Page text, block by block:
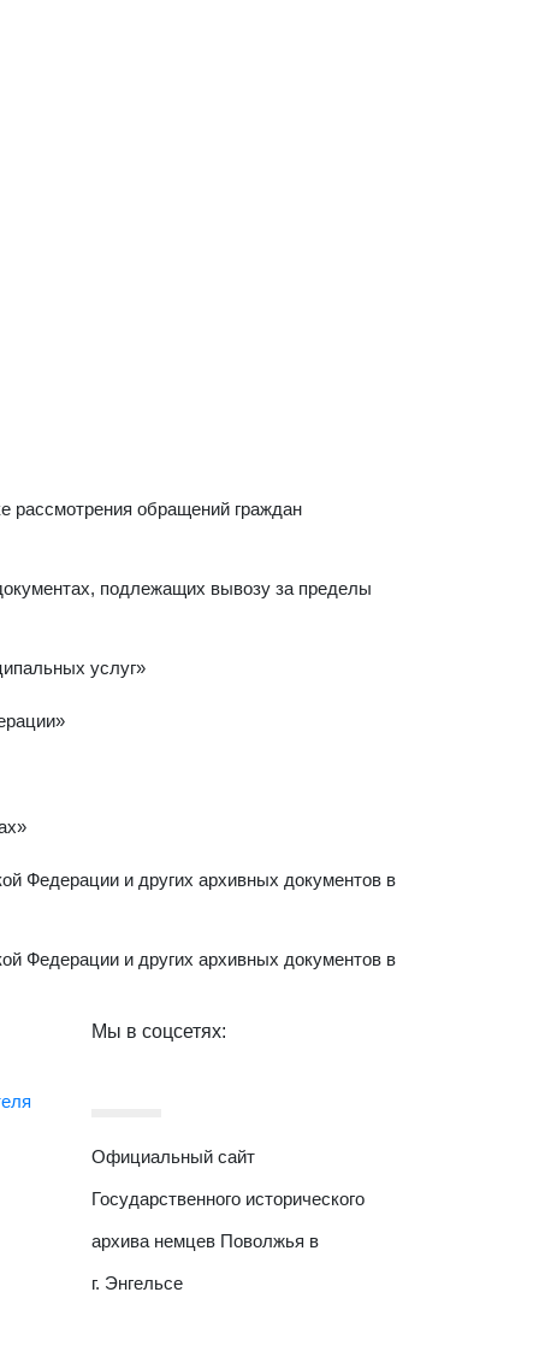
рассмотрения обращений граждан
подлежащих вывозу за пределы
услуг»
Федерации и других архивных документов в
Федерации и других архивных документов в
Мы в соцсетях:
Официальный сайт
Государственного исторического
архива немцев Поволжья в
г. Энгельсе